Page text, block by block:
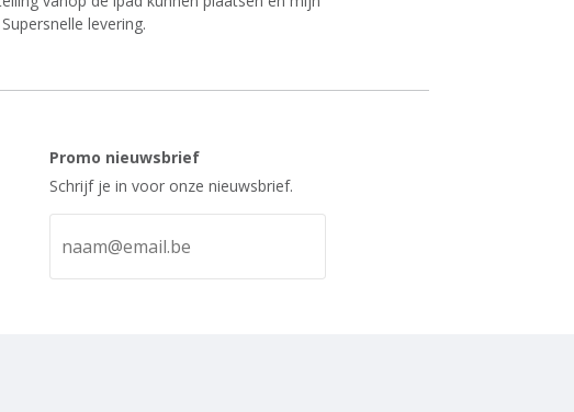
levering.
Promo nieuwsbrief
Schrijf je in voor onze nieuwsbrief.